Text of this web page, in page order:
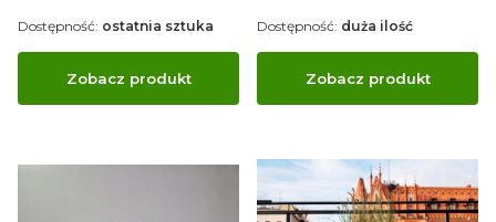
Zobacz produkt
Dostępność: ostatnia sztuka
Zobacz produkt
Dostępność: duża ilość